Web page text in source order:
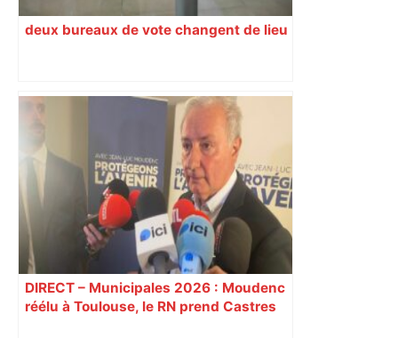
deux bureaux de vote changent de lieu
DIRECT – Municipales 2026 : Moudenc
réélu à Toulouse, le RN prend Castres